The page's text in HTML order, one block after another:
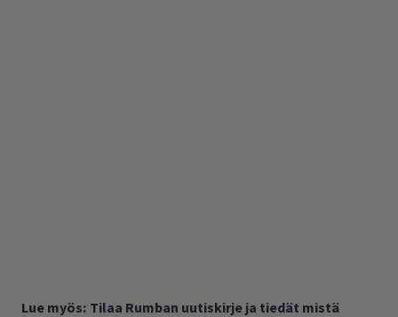
Lue myös: Tilaa Rumban uutiskirje ja tiedät mistä